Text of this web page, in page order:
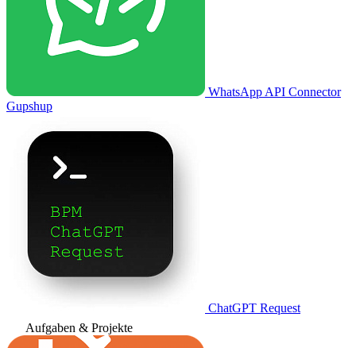
WhatsApp API Connector
Gupshup
ChatGPT Request
Aufgaben & Projekte